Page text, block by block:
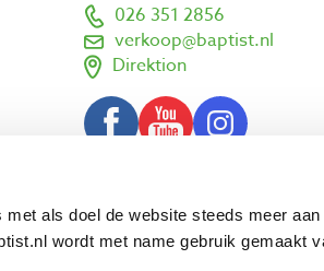
als doel de website steeds meer aan
wordt met name gebruik gemaakt
026 351 2856
verkoop@baptist.nl
Direktion
AGBImpressum
BV